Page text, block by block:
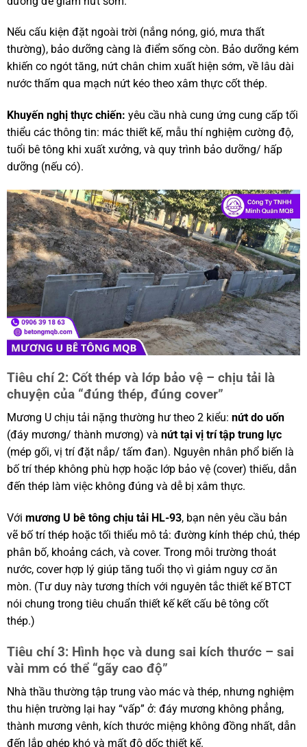
Nếu cấu kiện đặt ngoài trời (nắng nóng, gió, mưa thất
thường), bảo dưỡng càng là điểm sống còn. Bảo dưỡng kém
khiến co ngót tăng, nứt chân chim xuất hiện sớm, về lâu dài
nước thấm qua mạch nứt kéo theo xâm thực cốt thép.
Khuyến nghị thực chiến: yêu cầu nhà cung ứng cung cấp tối
thiểu các thông tin: mác thiết kế, mẫu thí nghiệm cường độ,
tuổi bê tông khi xuất xưởng, và quy trình bảo dưỡng/ hấp
dưỡng (nếu có).
Tiêu chí 2: Cốt thép và lớp bảo vệ – chịu tải là
chuyện của “đúng thép, đúng cover”
Mương U chịu tải nặng thường hư theo 2 kiểu: nứt do uốn
(đáy mương/ thành mương) và nứt tại vị trí tập trung lực
(mép gối, vị trí đặt nắp/ tấm đan). Nguyên nhân phổ biến là
bố trí thép không phù hợp hoặc lớp bảo vệ (cover) thiếu, dẫn
đến thép làm việc không đúng và dễ bị xâm thực.
Với mương U bê tông chịu tải HL-93, bạn nên yêu cầu bản
vẽ bố trí thép hoặc tối thiểu mô tả: đường kính thép chủ, thép
phân bố, khoảng cách, và cover. Trong môi trường thoát
nước, cover hợp lý giúp tăng tuổi thọ vì giảm nguy cơ ăn
mòn. (Tư duy này tương thích với nguyên tắc thiết kế BTCT
nói chung trong tiêu chuẩn thiết kế kết cấu bê tông cốt
thép.)
Tiêu chí 3: Hình học và dung sai kích thước – sai
vài mm có thể “gãy cao độ”
Nhà thầu thường tập trung vào mác và thép, nhưng nghiệm
thu hiện trường lại hay “vấp” ở: đáy mương không phẳng,
thành mương vênh, kích thước miệng không đồng nhất, dẫn
đến lắp ghép khó và mất độ dốc thiết kế.